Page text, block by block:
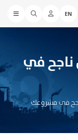
EN
ناجح في